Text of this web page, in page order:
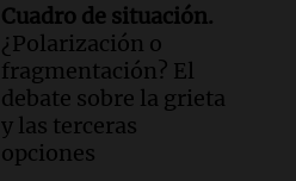
Cuadro de situación.
¿Polarización o
fragmentación? El
debate sobre la grieta
y las terceras
opciones